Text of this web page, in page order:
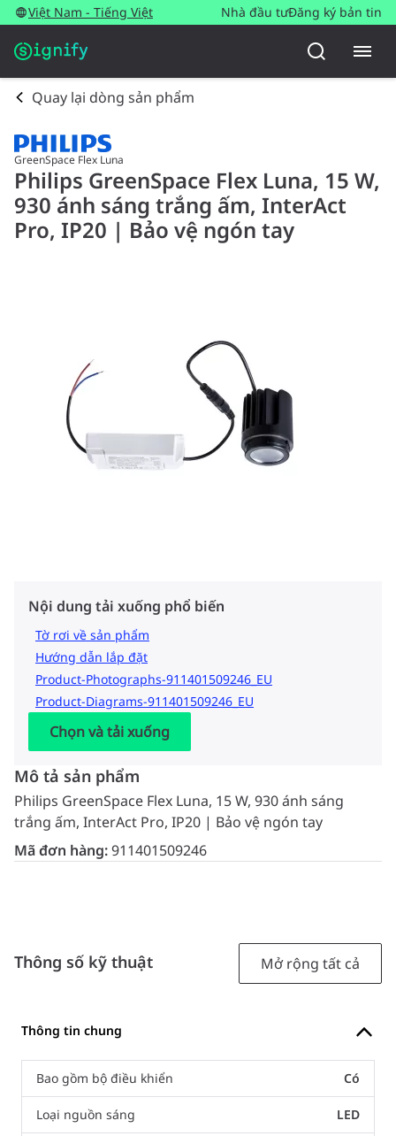
Việt Nam - Tiếng Việt Nhà đầu tưĐăng ký bản tin
Quay lại dòng sản phẩm
GreenSpace Flex Luna
Philips GreenSpace Flex Luna, 15 W,
930 ánh sáng trắng ấm, InterAct
Pro, IP20 | Bảo vệ ngón tay
Nội dung tải xuống phổ biến
Tờ rơi về sản phẩm
Hướng dẫn lắp đặt
Product-Photographs-911401509246_EU
Product-Diagrams-911401509246_EU
Chọn và tải xuống
Mô tả sản phẩm
Philips GreenSpace Flex Luna, 15 W, 930 ánh sáng
trắng ấm, InterAct Pro, IP20 | Bảo vệ ngón tay
Mã đơn hàng:911401509246
Thông số kỹ thuật Mở rộng tất cả
Thông tin chung
Bao gồm bộ điều khiển Có
Loại nguồn sáng LED